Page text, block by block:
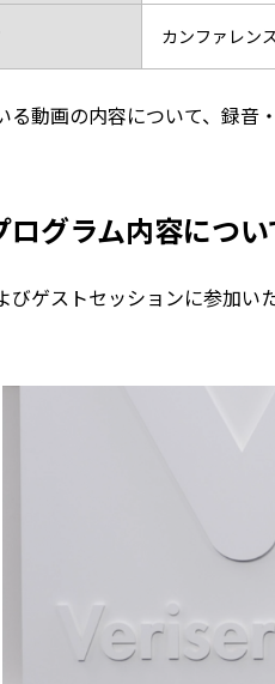
カンファレン
動画の内容について、録音
ログラム内容につい
びゲストセッションに参加い